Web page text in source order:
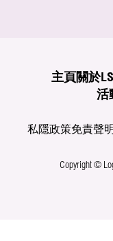
主頁 關於
活
私隱政策免責聲明
Copyright ©